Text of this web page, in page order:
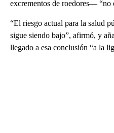
excrementos de roedores— “no
“El riesgo actual para la salud
sigue siendo bajo”, afirmó, y
llegado a esa conclusión “a la